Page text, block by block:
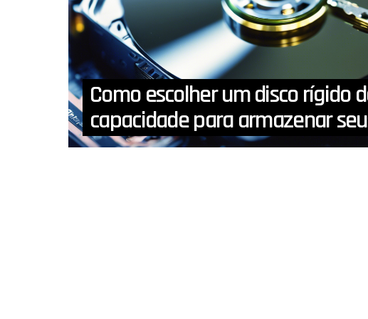
Como escolher um disco rígido
capacidade para armazenar